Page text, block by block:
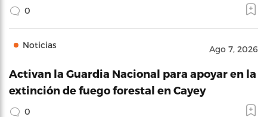
0
Noticias Ago 7, 2026
Activan la Guardia Nacional para apoyar en la
extinción de fuego forestal en Cayey
0